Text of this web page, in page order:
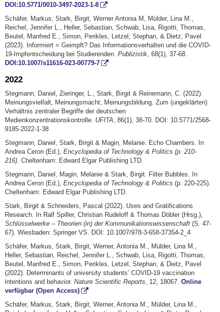
DOI:10.5771/0010-3497-2023-1-8
Schäfer, Markus, Stark, Birgit, Werner Antonia M, Mülder, Lina M.,
Reichel, Jennifer L., Heller, Sebastian, Schwab, Lisa, Rigotti, Thomas,
Beutel, Manfred E., Simon, Perikles, Letzel, Stephan, & Dietz, Pavel
(2023). Informiert = Geimpft? Das Informationsverhalten und die COVID-
19-Impfentscheidung bei Studierenden. Publizistik , 68(1), 37-68.
DOI:10.1007/s11616-023-00779-7
2022
Stegmann, Daniel, Zieringer, L., Stark, Birgit & Reinemann, C. (2022).
Meinungsvielfalt, Meinungsmacht, Meinungsbildung. Zum (ungeklärten)
Verhältnis zentraler Begriffe der deutschen
Medienkonzentrationskontrolle. UFITA, 86(1), 38-70. DOI: 10.5771/2568-
9185-2022-1-38
Stegmann, Daniel, Stark, Birgit & Magin, Melanie. Echo Chambers. In
Andrea Ceron (Ed.), Encyclopedia of Technology & Politics (p. 210-
216). Cheltenham: Edward Elgar Publishing LTD.
Stegmann, Daniel, Magin, Melanie & Stark, Birgit. Filter Bubbles. In
Andrea Ceron (Ed.), Encyclopedia of Technology & Politics (p. 220-225).
Cheltenham: Edward Elgar Publishing LTD.
Stark, Birgit & Schneiders, Pascal (2022). Uses and Gratifications
Research. In Ralf Spiller, Christian Rudeloff & Thomas Döbler (Hrsg.),
Schlüsselwerke – Theorien (in) der Kommunikationswissenschaft (S. 47-
67). Wiesbaden: Springer VS. DOI: 10.1007/978-3-658-37354-2_4
Schäfer, Markus, Stark, Birgit, Werner, Antonia M., Mülder, Lina M.,
Heller, Sebastian, Reichel, Jennifer L., Schwab, Lisa, Rigotti, Thomas,
Beutel, Manfred E., Simon, Perikles, Letzel, Stephan, & Dietz, Pavel
(2022). Determinants of university students’ COVID-19 vaccination
intentions and behavior. Nature Scientific Reports, 12, 18067. Online
verfügbar (Open Access)
Schäfer, Markus, Stark, Birgit, Werner, Antonia M., Mülder, Lina M.,